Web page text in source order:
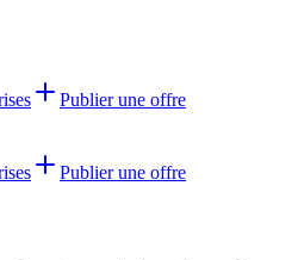
Publier une offre
Publier une offre